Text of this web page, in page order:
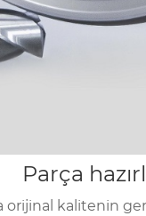
Parça
orijinal kalitenin